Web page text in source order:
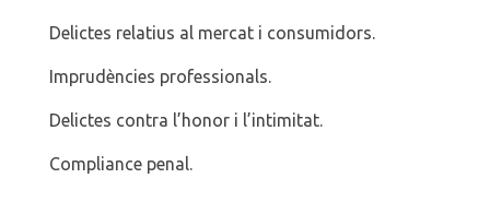
Delictes relatius al mercat i consumidors.
Imprudències professionals.
Delictes contra l’honor i l’intimitat.
Compliance penal.